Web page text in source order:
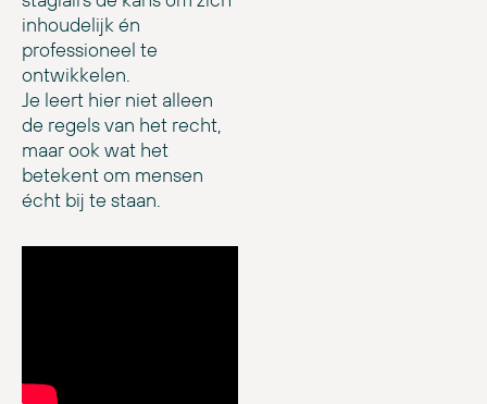
inhoudelijk én
professioneel te
ontwikkelen.
Je leert hier niet alleen
de regels van het recht,
maar ook wat het
betekent om mensen
écht bij te staan.